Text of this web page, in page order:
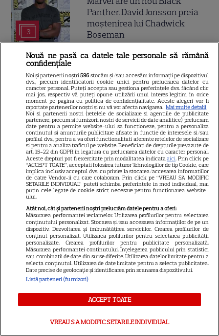
3
Panther. David Jonsson preia
moștenirea lui Chadwick
Boseman
7
Ryan Gosling este noul Ghost
Rider din Universul Marvel.
Anunțul făcut la Comic-Con i-
a entuziasmat pe fani
DISNEY PLUS
„Diavolul se îmbracă de la
Prada 2” s-a lansat pe Disney+.
Meryl Streep și Anne
Hathaway revin la revista
Runway
9
VEDETE STRĂINE
Meryl Streep, gest
impresionant pentru Anne
Hathaway și Emily Blunt la
„Diavolul se îmbracă de la
Prada 2”. Ce salarii ar fi primit
actrițele
Nouă ne pasă ca datele tale personale să rămână
confidențiale
Noi și partenerii noștri596 stocăm și/sau accesăm informații pe dispozitivul
dvs., precum identificatorii cookie unici pentru prelucrarea datelor cu
caracter personal. Puteți accepta sau gestiona preferințele dvs. făcând clic
mai jos, respectiv vă puteți opune utilizării unui interes legitim în orice
moment pe pagina cu politica de confidențialitate. Aceste alegeri vor fi
raportate partenerilor noștri și nu vă vor afecta navigarea. Mai multe detalii
Noi si partenerii nostri (retelele de socializare si agentiile de publicitate
partenere, precum si furnizorii nostri de servicii de date analitice) prelucram
date pentru a permite website-ului sa functioneze, pentru a personaliza
continutul si anunturile publicitare afisate in functie de interesele si/sau
profilul dvs., pentru a va oferi functionalitati aferente retelelor de socializare
si pentru a analiza traficul pe website. Beneficiati de drepturile prevazute de
art. 15-22 din GDPR in legatura cu prelucrarea datelor cu caracter personal.
Aceste drepturi pot fi exercitate prin modalitatea indicataaici. Prin click pe
“ACCEPT TOATE”, acceptati folosirea tuturor Tehnologiilor de tip Cookie, care
implica inclusiv acceptul dvs. cu privire la stocarea/accesarea informatiilor
de catre Vendor-ii cu care colaboram. Prin click pe “VREAU SA MODIFIC
SETARILE INDIVIDUAL” puteti schimba preferintele in mod individual, mai
putin cele legate de cookie strict necesare pentru functionarea website-
ului.
Atât noi, cât și partenerii noștri prelucrăm datele pentru a oferi:
Măsurarea performanței reclamelor. Utilizarea profilurilor pentru selectarea
conținutului personalizat. Stocarea și/sau accesarea informațiilor de pe un
dispozitiv. Dezvoltarea și îmbunătățirea serviciilor. Crearea profilurilor de
conținut personalizat. Utilizarea profilurilor pentru selectarea publicității
personalizate. Crearea profilurilor pentru publicitate personalizată.
Măsurarea performanței conținutului. Înțelegerea publicului prin statistici
sau combinații de date din surse diferite. Utilizarea datelor limitate pentru a
selecta conținutul. Utilizarea de date limitate pentru a selecta publicitatea.
Date precise de geolocație și identificarea prin scanarea dispozitivului.
Listă parteneri (furnizori)
ACCEPT TOATE
VREAU SA MODIFIC SETARILE INDIVIDUAL